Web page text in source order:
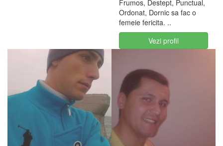
Frumos, Destept, Punctual,
Ordonat, Dornic sa fac o
femeie fericita. ..
Vezi profil